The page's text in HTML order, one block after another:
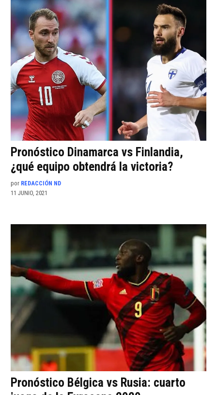
Pronóstico Dinamarca vs Finlandia,
¿qué equipo obtendrá la victoria?
por REDACCIÓN ND
11 JUNIO, 2021
Pronóstico Bélgica vs Rusia: cuarto